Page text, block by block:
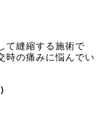
て縫縮する施術で
時の痛みに悩んでい